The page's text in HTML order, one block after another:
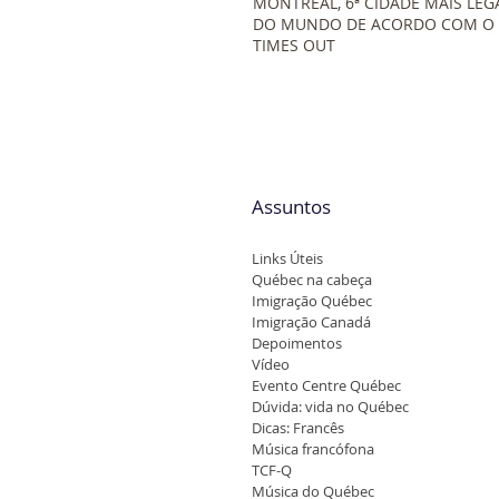
DO MUNDO DE ACORDO COM O
TIMES OUT
Assuntos
Links Úteis
Québec na cabeça
Imigração Québec
Imigração Canadá
Depoimentos
Vídeo
Evento Centre Québec
Dúvida: vida no Québec
Dicas: Francês
Música francófona
TCF-Q
Música do Québec